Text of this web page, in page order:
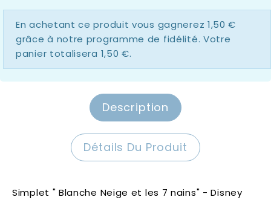
En achetant ce produit vous gagnerez 1,50 €
grâce à notre programme de fidélité. Votre
panier totalisera 1,50 €.
Description
Détails Du Produit
Simplet " Blanche Neige et les 7 nains" - Disney